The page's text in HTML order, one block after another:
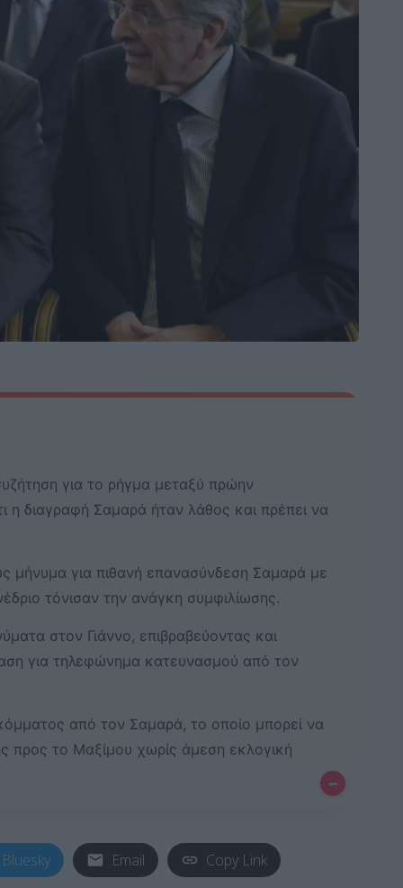
για το ρήγμα μεταξύ πρώην
η διαγραφή Σαμαρά ήταν λάθος και πρέπει να
μήνυμα για πιθανή επανασύνδεση Σαμαρά με
τόνισαν την ανάγκη συμφιλίωσης.
στον Γιάννο, επιβραβεύοντας και
για τηλεφώνημα κατευνασμού από τον
από τον Σαμαρά, το οποίο μπορεί να
προς το Μαξίμου χωρίς άμεση εκλογική
–
Bluesky Email Copy Link